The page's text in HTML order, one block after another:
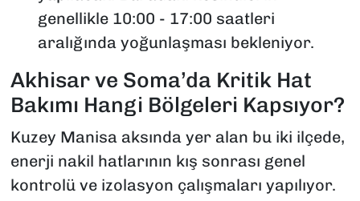
genellikle 10:00 - 17:00 saatleri
aralığında yoğunlaşması bekleniyor.
Akhisar ve Soma’da Kritik Hat
Bakımı Hangi Bölgeleri Kapsıyor?
Kuzey Manisa aksında yer alan bu iki ilçede,
enerji nakil hatlarının kış sonrası genel
kontrolü ve izolasyon çalışmaları yapılıyor.